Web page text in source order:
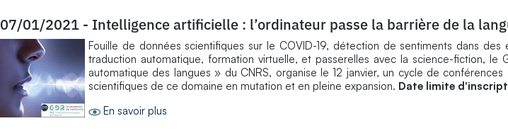
07/01/2021 - Intelligence artificielle : l’ordinateur passe la barrière de la
Fouille de données scientifiques sur le COVID-19, détection de sentiments dans
traduction automatique, formation virtuelle, et passerelles avec la science-fiction, le
automatique des langues » du CNRS, organise le 12 janvier, un cycle de
scientifiques de ce domaine en mutation et en pleine expansion. Date limite
En savoir plus